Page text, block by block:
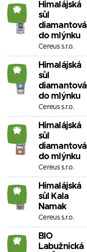
26
Himalájská
sůl
diamantová
do mlýnku
Cereus s.r.o.
26
Himalájská
sůl
diamantová
do mlýnku
Cereus s.r.o.
26
Himalájská
sůl
diamantová
do mlýnku
Cereus s.r.o.
26
Himalájská
sůl Kala
Namak
Cereus s.r.o.
27
BIO
Labužnická